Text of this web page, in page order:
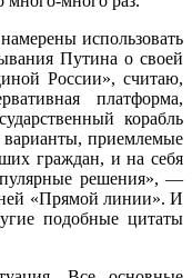
использовать
Путина о своей
России», считаю,
платформа,
корабль
приемлемые
граждан, и на себя
решения», —
«Прямой линии». И
подобные цитаты